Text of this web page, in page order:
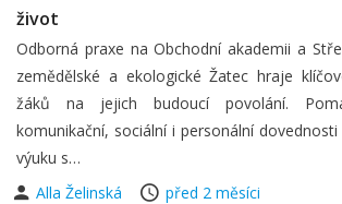
život
Odborná praxe na Obchodní akademii a
zemědělské a ekologické Žatec hraje
žáků na jejich budoucí povolání.
komunikační, sociální i personální
výuku s…
Alla Želinská
před 2 měsíci